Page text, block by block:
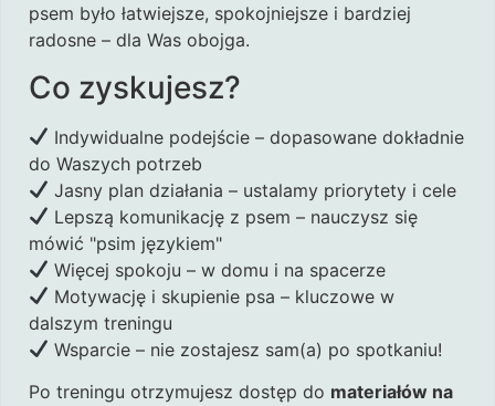
psem było łatwiejsze, spokojniejsze i bardziej
radosne – dla Was obojga.
Co zyskujesz?
Indywidualne podejście – dopasowane dokładnie
do Waszych potrzeb
Jasny plan działania – ustalamy priorytety i cele
Lepszą komunikację z psem – nauczysz się
mówić "psim językiem"
Więcej spokoju – w domu i na spacerze
Motywację i skupienie psa – kluczowe w
dalszym treningu
Wsparcie – nie zostajesz sam(a) po spotkaniu!
Po treningu otrzymujesz dostęp do materiałów na